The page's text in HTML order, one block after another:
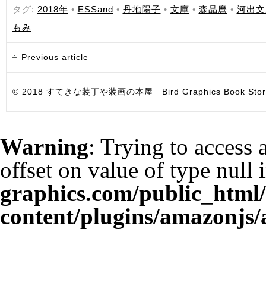
タグ: 2018年 • ESSand • 丹地陽子 • 文庫 • 森晶麿 • 河出
もみ
Previous article
© 2018 すてきな装丁や装画の本屋 Bird Graphics Book
Warning: Trying to access
offset on value of type null
graphics.com/
content/plugins/